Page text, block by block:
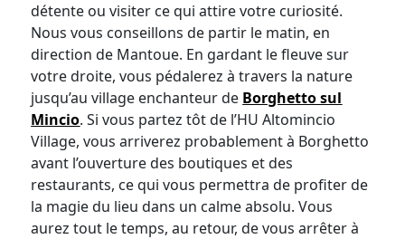
détente ou visiter ce qui attire votre curiosité.
Nous vous conseillons de partir le matin, en
direction de Mantoue. En gardant le fleuve sur
votre droite, vous pédalerez à travers la nature
jusqu’au village enchanteur de Borghetto sul
Mincio. Si vous partez tôt de l’HU Altomincio
Village, vous arriverez probablement à Borghetto
avant l’ouverture des boutiques et des
restaurants, ce qui vous permettra de profiter de
la magie du lieu dans un calme absolu. Vous
aurez tout le temps, au retour, de vous arrêter à